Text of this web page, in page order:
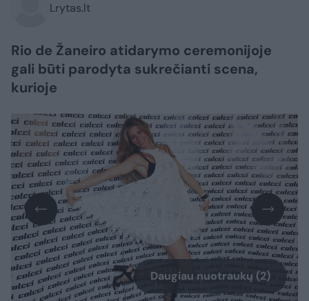
Lrytas.lt
Rio de Žaneiro atidarymo ceremonijoje
gali būti parodyta sukrečianti scena,
kurioje
Daugiau nuotraukų (2)